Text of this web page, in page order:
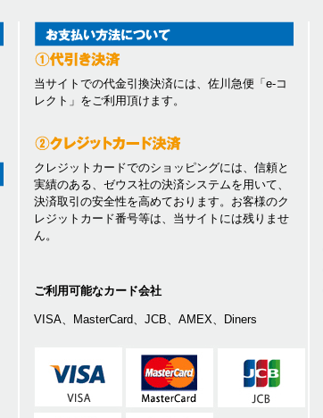
当サイトでの代金引換決済には、佐川急便「e-コ
レクト」をご利用頂けます。
クレジットカードでのショッピングには、信頼と
実績のある、ゼウス社の決済システムを用いて、
決済取引の安全性を高めております。お客様のク
レジットカード番号等は、当サイトには残りませ
ん。
ご利用可能なカード会社
VISA、MasterCard、JCB、AMEX、Diners